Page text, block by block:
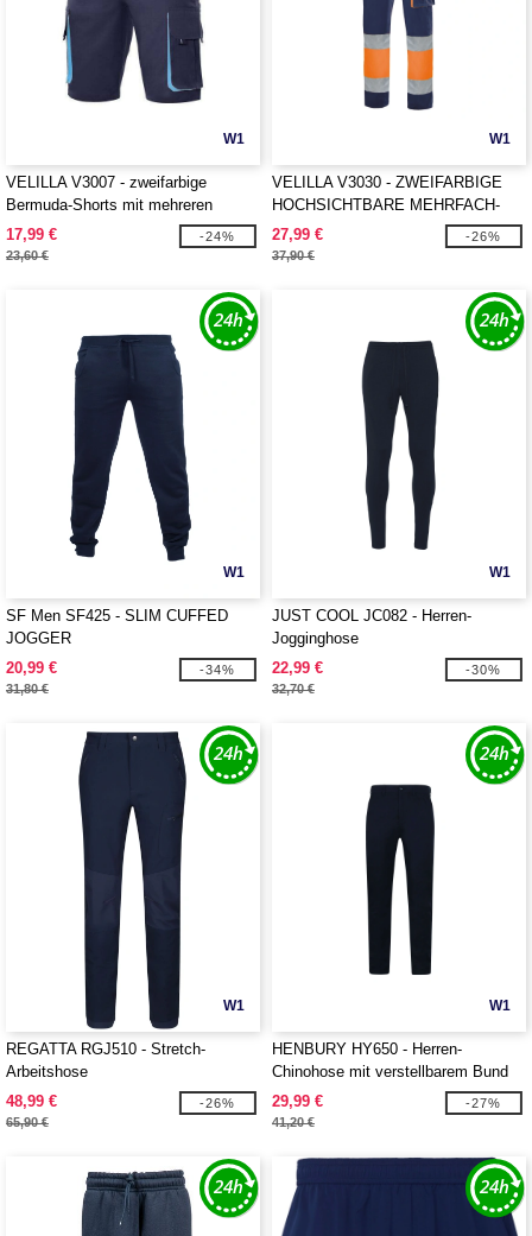
W1
VELILLA V3007 - zweifarbige
Bermuda-Shorts mit mehreren
Taschen
17,99 €
23,60 €
-24%
W1
VELILLA V3030 - ZWEIFARBIGE
HOCHSICHTBARE MEHRFACH-
TASCHENHOSE
27,99 €
37,90 €
-26%
W1
SF Men SF425 - SLIM CUFFED
JOGGER
20,99 €
31,80 €
-34%
W1
JUST COOL JC082 - Herren-
Jogginghose
22,99 €
32,70 €
-30%
W1
REGATTA RGJ510 - Stretch-
Arbeitshose
48,99 €
65,90 €
-26%
W1
HENBURY HY650 - Herren-
Chinohose mit verstellbarem Bund
29,99 €
41,20 €
-27%